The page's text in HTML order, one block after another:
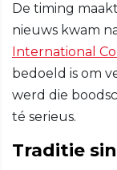
De timing
nieuws kwam
International
bedoeld is om
werd die
té serieus.
Traditie